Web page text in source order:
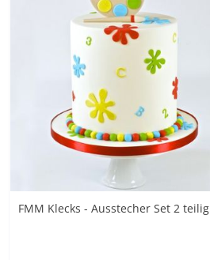
FMM Klecks - Ausstecher Set 2 teilig